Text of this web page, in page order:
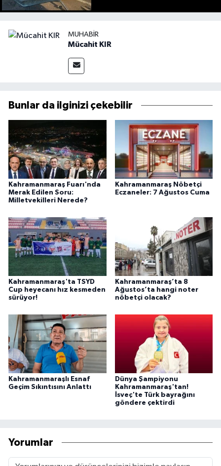
MUHABIR
Mücahit KIR
Bunlar da ilginizi çekebilir
Kahramanmaraş Fuarı'nda
Merak Edilen Soru:
Milletvekilleri Nerede?
Kahramanmaraş Nöbetçi
Eczaneler: 7 Ağustos Cuma
Kahramanmaraş'ta TSYD
Cup heyecanı hız kesmeden
sürüyor!
Kahramanmaraş’ta 8
Ağustos’ta hangi noter
nöbetçi olacak?
Kahramanmaraşlı Esnaf
Geçim Sıkıntısını Anlattı
Dünya Şampiyonu
Kahramanmaraş'tan!
İsveç'te Türk bayrağını
göndere çektirdi
Yorumlar